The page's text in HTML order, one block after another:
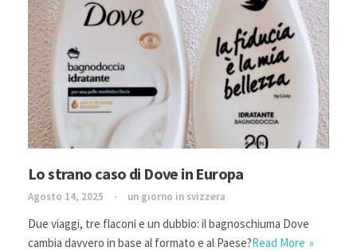
Lo strano caso di Dove in Europa
Agosto 14, 2025 un giorno in svizzera
Due viaggi, tre flaconi e un dubbio: il bagnoschiuma Dove
cambia davvero in base al formato e al Paese?Read More